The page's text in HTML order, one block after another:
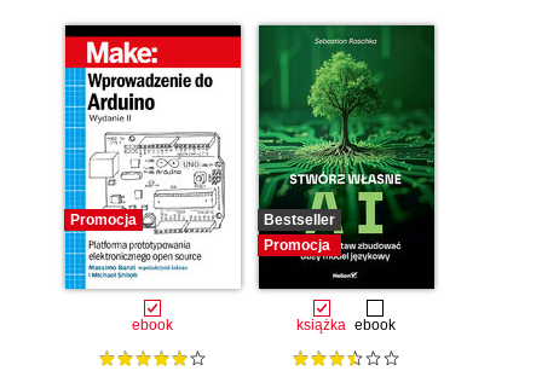
Promocja
ebook
Bestseller
Promocja
książka ebook